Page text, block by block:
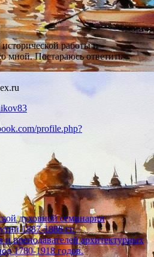
работы и
мной. Постараюсь ответить
profile.php?
духовной семинарии
1887-1888 гг.
преподавателей архитектурных
1780-1918 годов.